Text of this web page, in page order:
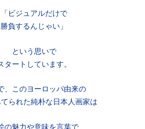
「ビジュアルだけで
勝負するんじゃい」
という思いで
タートしています。
、このヨーロッパ由来の
られた純朴な日本人画家は
の魅力や意味を言葉で